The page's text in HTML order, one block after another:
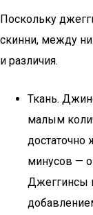
Поскольку
скинни, между
и различия.
Ткань.
малым
достаточно
минусов —
Джеггинсы